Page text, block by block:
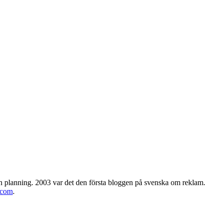
2003 var det den första bloggen på svenska om reklam.
.